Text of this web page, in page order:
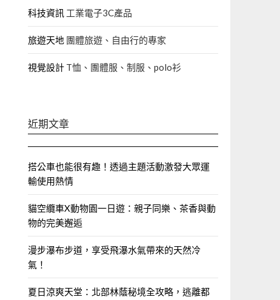
科技資訊 工業電子3C產品
旅遊天地 團體旅遊、自由行的專家‎
視覺設計 T恤、團體服、制服、polo衫
近期文章
搭公車也能很有趣！透過主題活動激發大眾運
輸使用熱情
貓空纜車X動物園一日遊：親子同樂、茶香與動
物的完美邂逅
漫步瀑布步道，享受飛瀑水氣帶來的天然冷
氣！
夏日涼爽天堂：北部林蔭秘境全攻略，逃離都